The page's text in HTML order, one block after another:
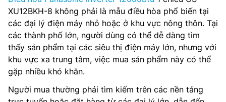
XU12BKH-8 không phải là mẫu điều hòa phổ biến tại
các đại lý điện máy nhỏ hoặc ở khu vực nông thôn. Tại
các thành phố lớn, người dùng có thể dễ dàng tìm
thấy sản phẩm tại các siêu thị điện máy lớn, nhưng với
khu vực xa trung tâm, việc mua sản phẩm này có thể
gặp nhiều khó khăn.
Người mua thường phải tìm kiếm trên các nền tảng